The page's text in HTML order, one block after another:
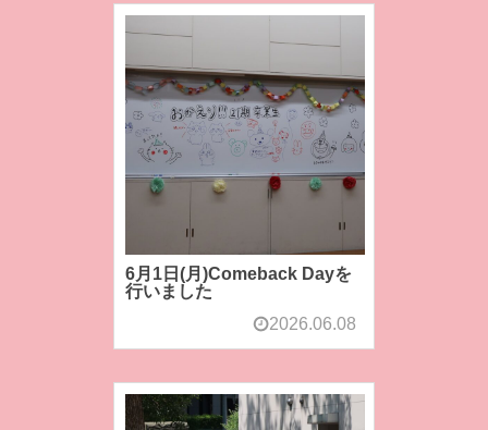
6月1日(月)Comeback Dayを
行いました
2026.06.08